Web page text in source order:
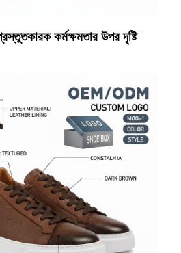
কর্মক্ষমতার উপর দৃষ্টি